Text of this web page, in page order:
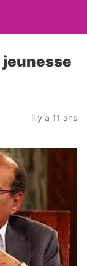
jeunesse
il y a 11 ans